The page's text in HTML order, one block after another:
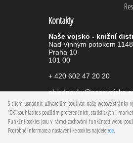
S cílem usnadnit uživatelům používat naše webové stránky
“OK” souhlasíte s použitím preferenčních, statistických i
Funkční cookies jsou v rámci zachování funkčnosti webu
Podrobné informace a nastavení ke cookies najdetezde.
Kontakty
Naše vojsko - knižní
Nad Vinným potokem
Praha 10
101 00
+ 420 602 47 20 20